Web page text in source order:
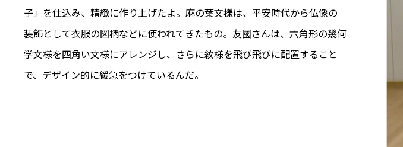
子」を仕込み、精緻に作り上げたよ。麻の葉文様は、平安時代から仏像の
装飾として衣服の図柄などに使われてきたもの。友國さんは、六角形の幾何
学文様を四角い文様にアレンジし、さらに紋様を飛び飛びに配置すること
で、デザイン的に緩急をつけているんだ。